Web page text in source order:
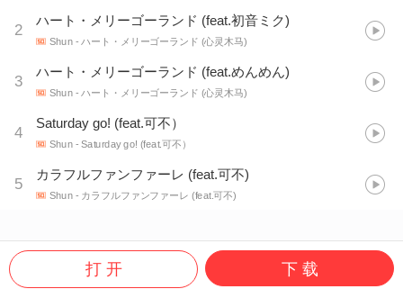
2
ハート・メリーゴーランド (feat.初音ミク)
Shun- ハート・メリーゴーランド (心灵木马)
3
ハート・メリーゴーランド (feat.めんめん)
Shun- ハート・メリーゴーランド (心灵木马)
4
Saturday go! (feat.可不）
Shun- Saturday go! (feat.可不）
5
カラフルファンファーレ (feat.可不)
Shun- カラフルファンファーレ (feat.可不)
打 开 下 载